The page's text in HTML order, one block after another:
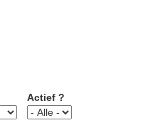
Actief ?